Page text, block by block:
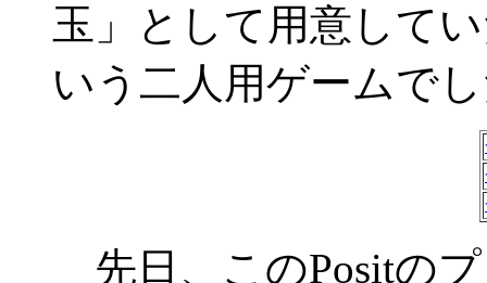
玉」として用意して
いう二人用ゲームで
先日、このPositの